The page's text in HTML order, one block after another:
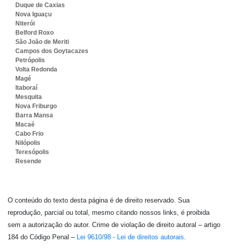
Duque de Caxias
Nova Iguaçu
Niterói
Belford Roxo
São João de Meriti
Campos dos Goytacazes
Petrópolis
Volta Redonda
Magé
Itaboraí
Mesquita
Nova Friburgo
Barra Mansa
Macaé
Cabo Frio
Nilópolis
Teresópolis
Resende
O conteúdo do texto desta página é de direito reservado. Sua
reprodução, parcial ou total, mesmo citando nossos links, é proibida
sem a autorização do autor. Crime de violação de direito autoral – artigo
184 do Código Penal –
Lei 9610/98 - Lei de direitos autorais